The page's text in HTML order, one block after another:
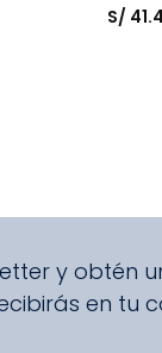
S/ 41.
y obtén
en tu